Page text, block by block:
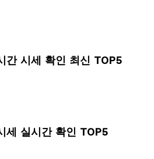
간 시세 확인 최신 TOP5
세 실시간 확인 TOP5